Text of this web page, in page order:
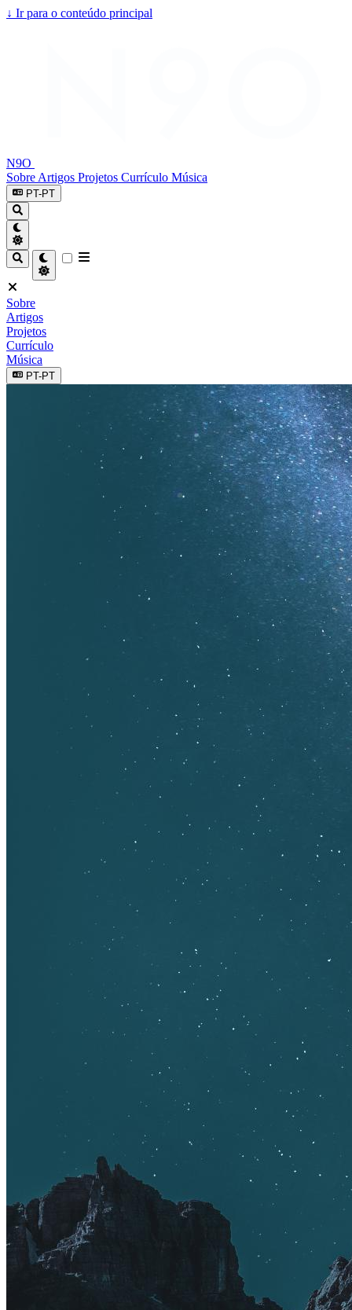
↓ Ir para o conteúdo principal
N9O
Sobre Artigos Projetos Currículo Música
PT-PT
Sobre
Artigos
Projetos
Currículo
Música
PT-PT